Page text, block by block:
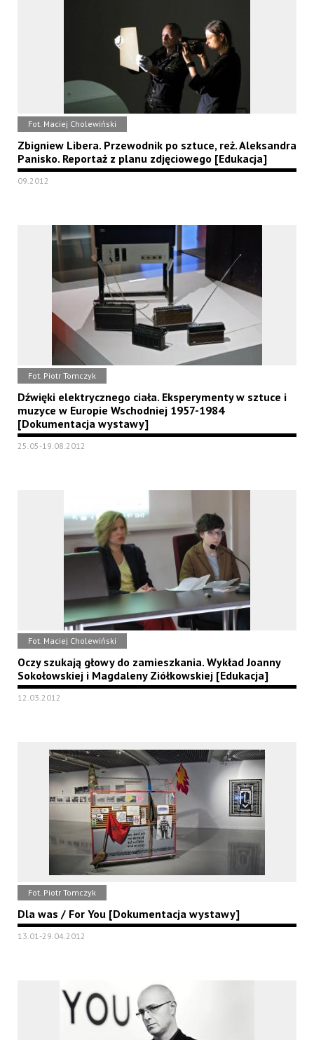
Fot. Maciej Cholewiński
Zbigniew Libera. Przewodnik po sztuce, reż. Aleksandra
Panisko. Reportaż z planu zdjęciowego [Edukacja]
09.2012
Fot. Piotr Tomczyk
Dźwięki elektrycznego ciała. Eksperymenty w sztuce i
muzyce w Europie Wschodniej 1957-1984
[Dokumentacja wystawy]
25.05-19.08.2012
Fot. Maciej Cholewiński
Oczy szukają głowy do zamieszkania. Wykład Joanny
Sokołowskiej i Magdaleny Ziółkowskiej [Edukacja]
12.03.2012
Fot. Piotr Tomczyk
Dla was / For You [Dokumentacja wystawy]
13.01-29.04.2012